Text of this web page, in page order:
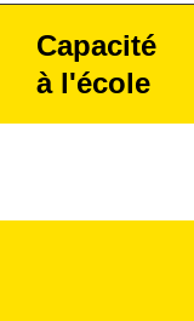
Capacité
à l'école